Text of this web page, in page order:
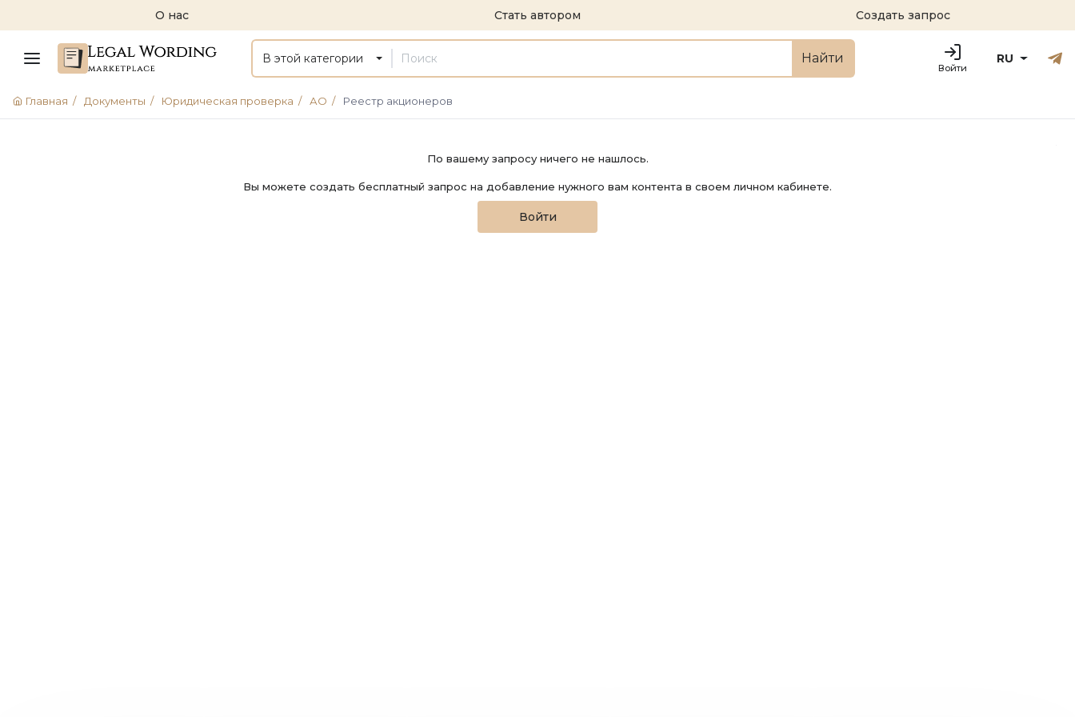
О нас Стать автором Создать запрос
В этой категории Найти
Войти
Русский
RU
Главная / Документы / Юридическая проверка / АО / Реестр акционеров
По вашему запросу ничего не нашлось.
Вы можете создать бесплатный запрос на добавление нужного вам контента в своем личном кабинете.
Войти